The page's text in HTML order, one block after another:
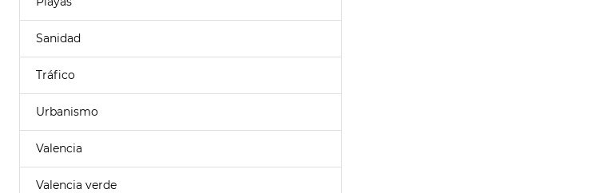
Sanidad
Tráfico
Urbanismo
Valencia
Valencia verde